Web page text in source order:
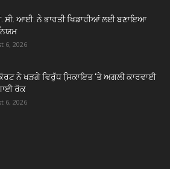
ਸੀ. ਆਈ. ਨੇ ਭਾਰਤੀ ਖਿਡਾਰੀਆਂ ਲਈ ਬਣਾਇਆ
6, 2026
ਨੇ ਖੜਗੇ ਵਿਰੁੱਧ ਸਿ਼ਕਾਇਤ ‘ਤੇ ਅਗਲੀ ਕਾਰਵਾਈ
ਰੋਕ
6, 2026